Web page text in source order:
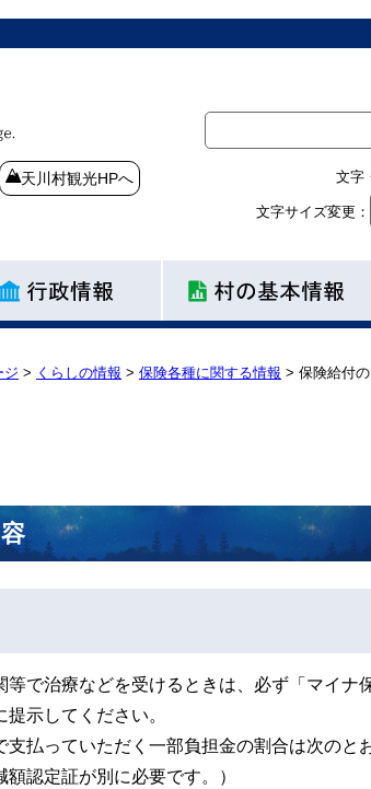
天川村観光HPへ 文字
文字サイズ変更：
ジ > くらしの情報 > 保険各種に関する情報 > 保険給付
等で治療などを受けるときは、必ず「マイナ
示してください。
支払っていただく一部負担金の割合は次のと
認定証が別に必要です。）